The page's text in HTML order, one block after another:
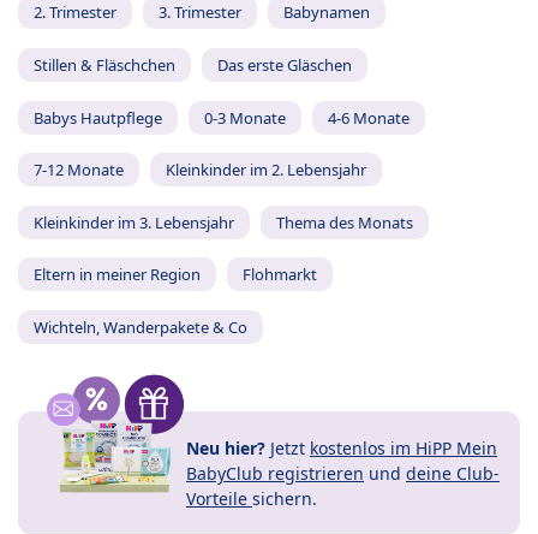
2. Trimester 3. Trimester Babynamen
Stillen & Fläschchen Das erste Gläschen
Babys Hautpflege 0-3 Monate 4-6 Monate
7-12 Monate Kleinkinder im 2. Lebensjahr
Kleinkinder im 3. Lebensjahr Thema des Monats
Eltern in meiner Region Flohmarkt
Wichteln, Wanderpakete & Co
Neu hier? Jetzt kostenlos im HiPP Mein
BabyClub registrieren und deine Club-
Vorteile sichern.